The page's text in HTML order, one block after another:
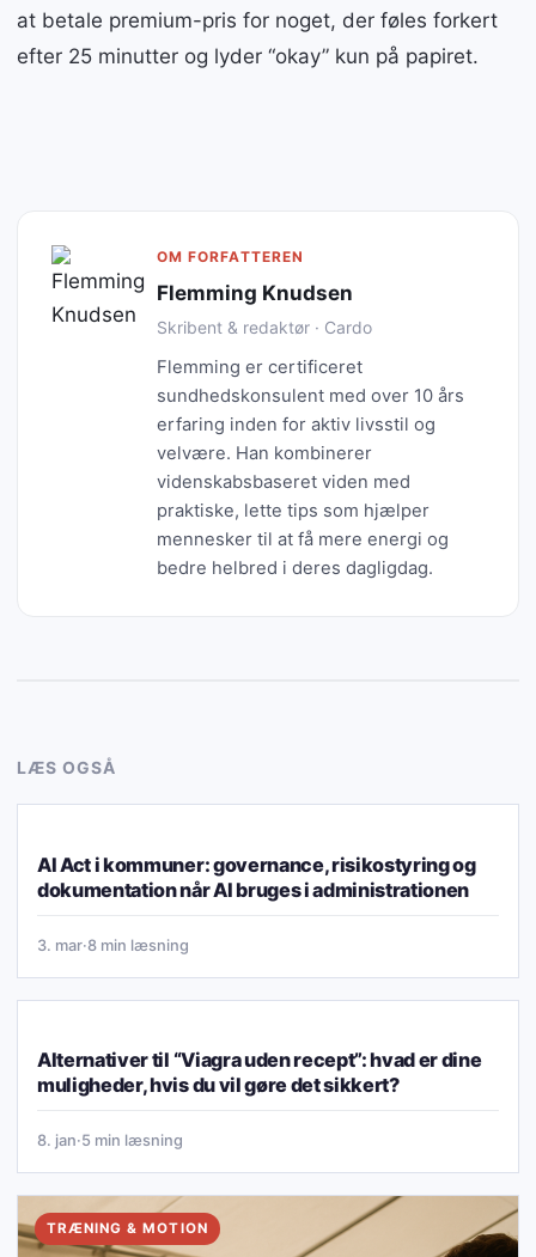
at betale premium-pris for noget, der føles forkert
efter 25 minutter og lyder “okay” kun på papiret.
OM FORFATTEREN
Flemming Knudsen
Skribent & redaktør · Cardo
Flemming er certificeret
sundhedskonsulent med over 10 års
erfaring inden for aktiv livsstil og
velvære. Han kombinerer
videnskabsbaseret viden med
praktiske, lette tips som hjælper
mennesker til at få mere energi og
bedre helbred i deres dagligdag.
LÆS OGSÅ
AI Act i kommuner: governance, risikostyring og
dokumentation når AI bruges i administrationen
3. mar·8 min læsning
Alternativer til “Viagra uden recept”: hvad er dine
muligheder, hvis du vil gøre det sikkert?
8. jan·5 min læsning
TRÆNING & MOTION